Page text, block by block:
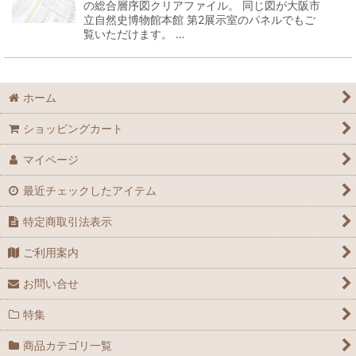
の総合層序図クリアファイル。 同じ図が大阪市
立自然史博物館本館 第2展示室のパネルでもご
覧いただけます。 …
ホーム
ショッピングカート
マイページ
最近チェックしたアイテム
特定商取引法表示
ご利用案内
お問い合せ
特集
商品カテゴリ一覧